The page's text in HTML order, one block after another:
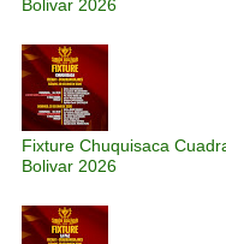
Bolivar 2026
Fixture Chuquisaca
Bolivar 2026